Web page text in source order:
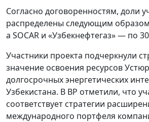
Согласно договоренностям, доли
распределены следующим
а SOCAR и «Узбекнефтегаз» — по
Участники проекта подчеркнули
значение освоения ресурсов
долгосрочных энергетических
Узбекистана. В BP отметили, что
соответствует стратегии
международного портфеля